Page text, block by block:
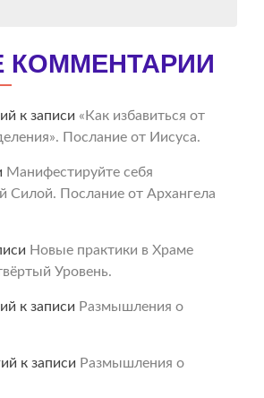
КОММЕНТАРИИ
к записи «Как избавиться от
Послание от Иисуса.
Манифестируйте себя
Силой. Послание от Архангела
Новые практики в Храме
Уровень.
к записи Размышления о
к записи Размышления о